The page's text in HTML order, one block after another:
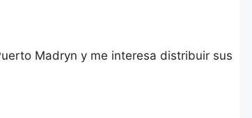
Madryn y me interesa distribuir sus